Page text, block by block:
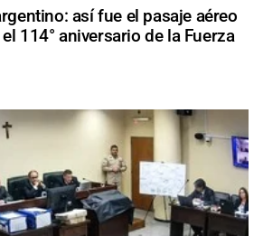
así fue el pasaje aéreo
114° aniversario de la Fuerza